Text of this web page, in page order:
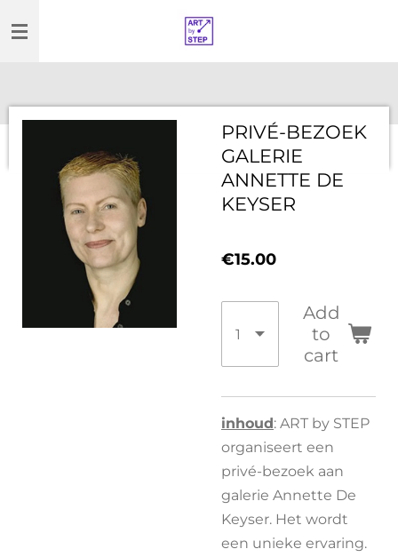
to
main
PRIVÉ-BEZOEK
GALERIE
ANNETTE DE
KEYSER
€15.00
Add
to
cart
inhoud: ART by STEP
organiseert een
privé-bezoek aan
galerie Annette De
Keyser. Het wordt
een unieke ervaring.